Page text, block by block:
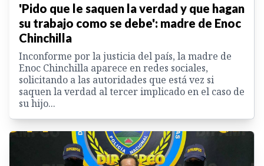
'Pido que le saquen la verdad y que hagan
su trabajo como se debe': madre de Enoc
Chinchilla
Inconforme por la justicia del país, la madre de
Enoc Chinchilla aparece en redes sociales,
solicitando a las autoridades que está vez si
saquen la verdad al tercer implicado en el caso de
su hijo...